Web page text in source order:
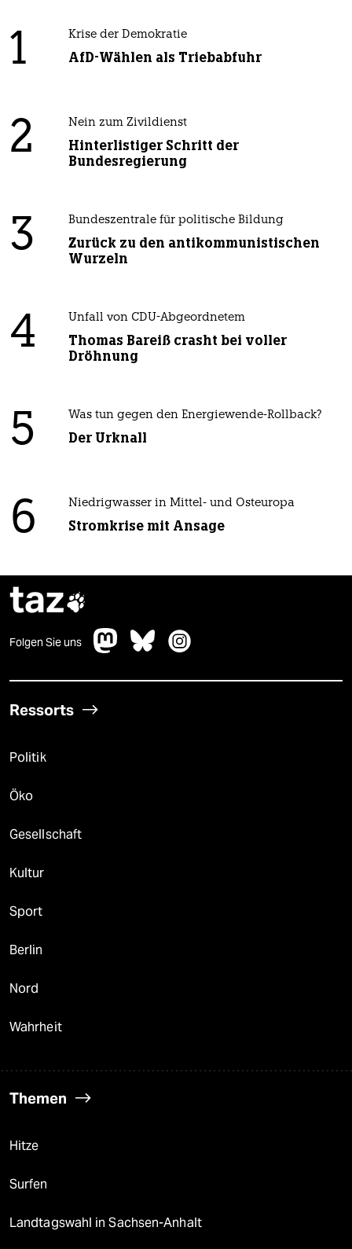
1 Krise der Demokratie
AfD-Wählen als Triebabfuhr
2 Nein zum Zivildienst
Hinterlistiger Schritt der
Bundesregierung
3 Bundeszentrale für politische Bildung
Zurück zu den antikommunistischen
Wurzeln
4 Unfall von CDU-Abgeordnetem
Thomas Bareiß crasht bei voller
Dröhnung
5 Was tun gegen den Energiewende-Rollback?
Der Urknall
6 Niedrigwasser in Mittel- und Osteuropa
Stromkrise mit Ansage
taz
Folgen Sie uns
Ressorts
Politik
Öko
Gesellschaft
Kultur
Sport
Berlin
Nord
Wahrheit
Themen
Hitze
Surfen
Landtagswahl in Sachsen-Anhalt